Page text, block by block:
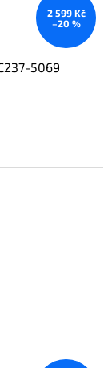
2 599 Kč
–20 %
5069